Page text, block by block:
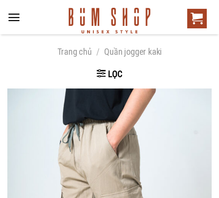
Trang chủ / Quần jogger kaki
LỌC